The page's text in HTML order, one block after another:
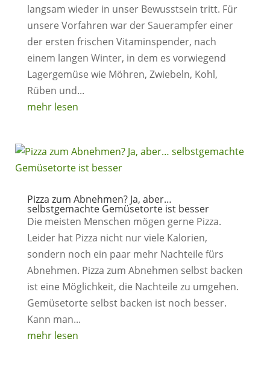
langsam wieder in unser Bewusstsein tritt. Für
unsere Vorfahren war der Sauerampfer einer
der ersten frischen Vitaminspender, nach
einem langen Winter, in dem es vorwiegend
Lagergemüse wie Möhren, Zwiebeln, Kohl,
Rüben und...
mehr lesen
Pizza zum Abnehmen? Ja, aber…
selbstgemachte Gemüsetorte ist besser
Die meisten Menschen mögen gerne Pizza.
Leider hat Pizza nicht nur viele Kalorien,
sondern noch ein paar mehr Nachteile fürs
Abnehmen. Pizza zum Abnehmen selbst backen
ist eine Möglichkeit, die Nachteile zu umgehen.
Gemüsetorte selbst backen ist noch besser.
Kann man...
mehr lesen